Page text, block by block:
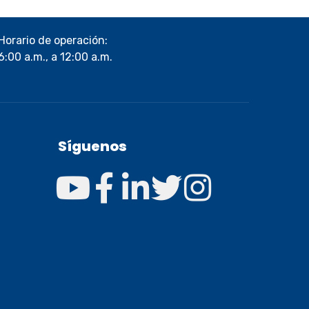
de operación:
a.m., a 12:00 a.m.
Síguenos